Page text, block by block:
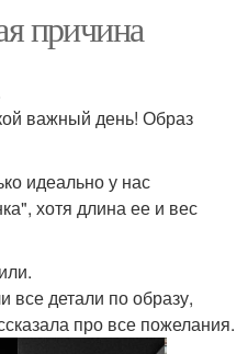
причина
важный день! Образ
идеально у нас
хотя длина ее и вес
все детали по образу,
про все пожелания.